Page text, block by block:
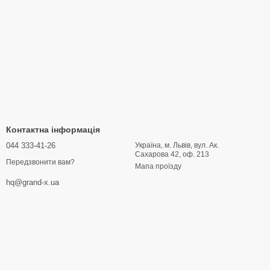
Контактна інформація
044 333-41-26
Передзвонити вам?
hq@grand-x.ua
Україна, м. Львів, вул. Ак.
Сахарова 42, оф. 213
Мапа проїзду